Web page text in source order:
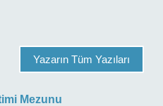
Yazarın Tüm Yazıları
Mezunu